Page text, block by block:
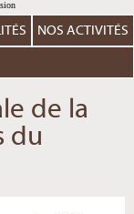
NOS ACTIVITÉS
de la
du